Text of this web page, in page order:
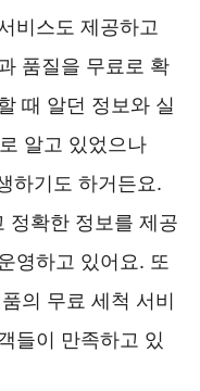
비스도 제공하고
품질을 무료로 확
때 알던 정보와 실
알고 있었으나
하기도 하거든요.
정확한 정보를 제공
영하고 있어요. 또
의 무료 세척 서비
들이 만족하고 있